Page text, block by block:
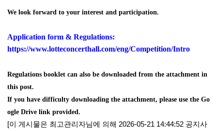
We look forward to your interest and participation.
Application form & Regulations:
https://www.lotteconcerthall.com/eng/Competition/Intro
Regulations booklet can also be downloaded from the attachment in
this post.
If you have difficulty downloading the attachment, please use the Go
ogle Drive link provided.
[이 게시물은 최고관리자님에 의해 2026-05-21 14:44:52 공지사